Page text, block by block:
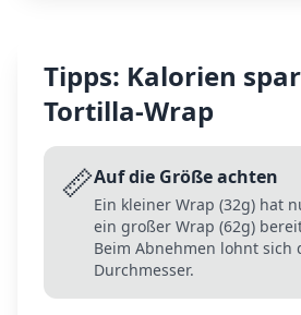
Tipps: Kalorien
Tortilla-Wrap
📏Auf die Größe achten
Ein kleiner Wrap (32g) hat
ein großer Wrap (62g)
Beim Abnehmen lohnt sich
Durchmesser.